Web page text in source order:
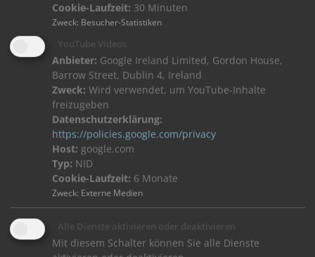
Downloads:
Data sheet 300123 Camera speech module IP EN
Installationsanleitung Kombiniertes
Kamera-/Sprachmodul IP
Produktdatenblatt 300123 Kamera-Sprachmodul IP
Cookie-Laufzeit: 30 Minuten
Zweck: Besucher-Statistiken
YouTube Videos
Anbieter: Google Ireland Limited, Gordon House,
Barrow Street, Dublin 4, Ireland
Zweck: Wird verwendet, um YouTube-Inhalte
freizugeben
Datenschutzerklärung:
https://policies.google.com/privacy
Host: google.com
Typ: NID
Cookie-Laufzeit: 6 Monate
Zweck: Externe Medien
Alle Dienste aktivieren oder deaktivieren
Mit diesem Schalter können Sie alle Dienste